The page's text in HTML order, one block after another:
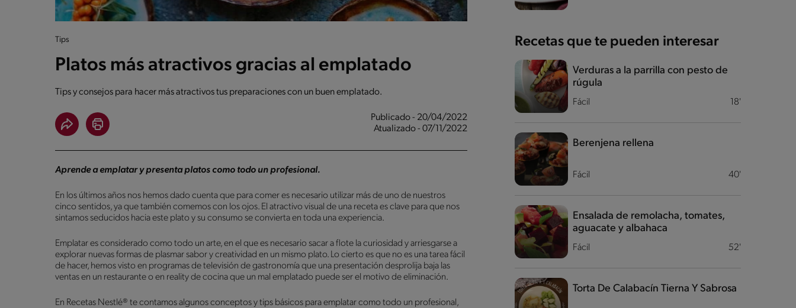
Tips
Platos más atractivos gracias al emplatado
Tips y consejos para hacer más atractivos tus preparaciones con un buen emplatado.
Publicado - 20/04/2022
Atualizado - 07/11/2022
Aprende a emplatar y presenta platos como todo un profesional.
En los últimos años nos hemos dado cuenta que para comer es necesario utilizar más de uno de nuestros
cinco sentidos, ya que también comemos con los ojos. El atractivo visual de una receta es clave para que nos
sintamos seducidos hacia este plato y su consumo se convierta en toda una experiencia.
Emplatar es considerado como todo un arte, en el que es necesario sacar a flote la curiosidad y arriesgarse a
explorar nuevas formas de plasmar sabor y creatividad en un mismo plato. Lo cierto es que no es una tarea fácil
de hacer, hemos visto en programas de televisión de gastronomía que una presentación desprolija baja las
ventas en un restaurante o en reality de cocina que un mal emplatado puede ser el motivo de eliminación.
En Recetas Nestlé® te contamos algunos conceptos y tips básicos para emplatar como todo un profesional,
Recetas que te pueden interesar
Fácil 18'
Verduras a la parrilla con pesto de
rúgula
Fácil 40'
Berenjena rellena
Fácil 52'
Ensalada de remolacha, tomates,
aguacate y albahaca
Torta De Calabacín Tierna Y Sabrosa